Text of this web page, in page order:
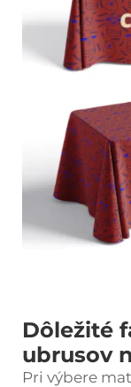
Dôležité
ubrusov
Pri výbere